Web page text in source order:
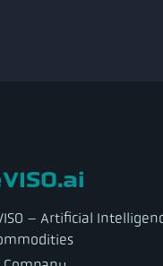
– Artificial